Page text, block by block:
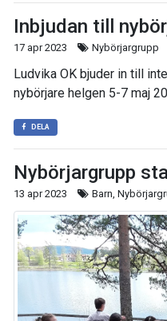
Inbjudan till
17 apr 2023 Nybörjargrupp
Ludvika OK bjuder in till
nybörjare helgen 5-7 maj
DELA
Nybörjargrupp
13 apr 2023 Barn,